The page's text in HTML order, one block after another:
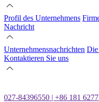
Profil des Unternehmens
Nachricht
Unternehmensnachrichten
Kontaktieren Sie uns
027-84396550 | +86 181